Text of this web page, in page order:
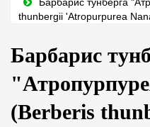
thunbergii 'Atropurpurea
Барбарис
(Berberis